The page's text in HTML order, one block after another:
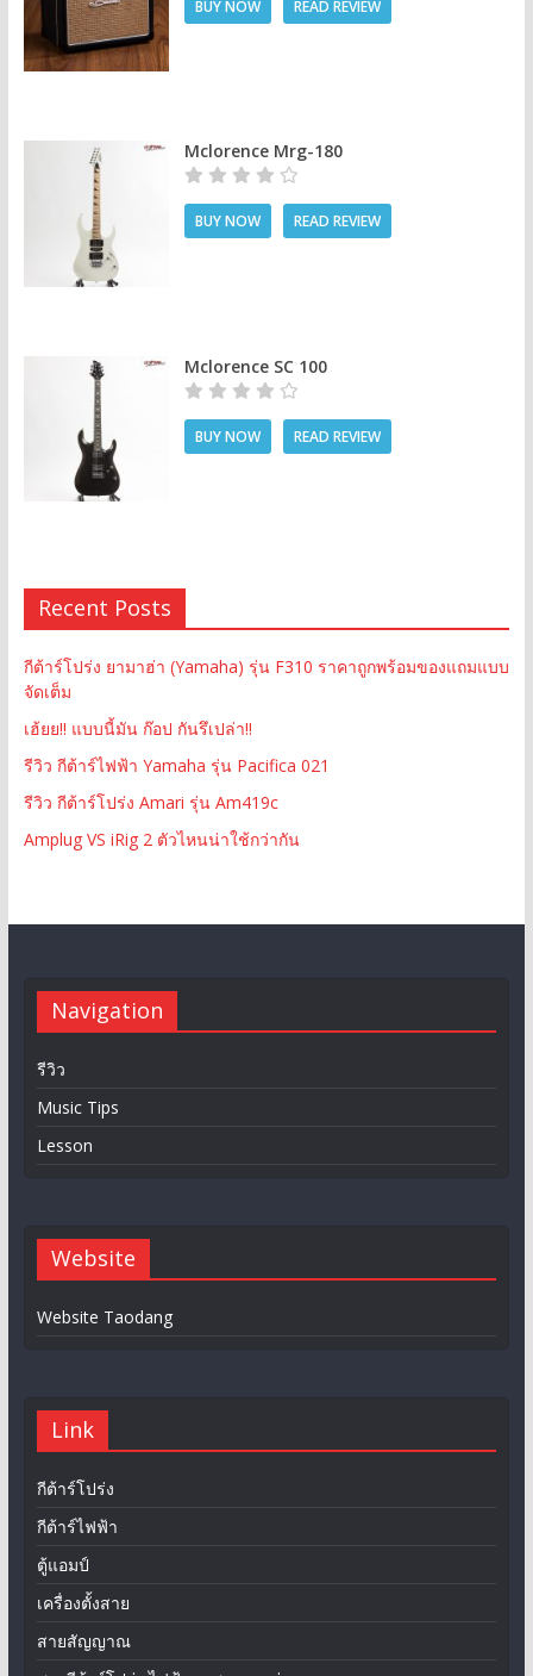
BUY NOW READ REVIEW
Mclorence Mrg-180
BUY NOW READ REVIEW
Mclorence SC 100
BUY NOW READ REVIEW
Recent Posts
กีต้าร์โปร่ง ยามาฮ่า (Yamaha) รุ่น F310 ราคาถูกพร้อมของแถมแบบ
จัดเต็ม
เฮ้ยย!! แบบนี้มัน ก๊อป กันรึเปล่า!!
รีวิว กีต้าร์ไฟฟ้า Yamaha รุ่น Pacifica 021
รีวิว กีต้าร์โปร่ง Amari รุ่น Am419c
Amplug VS iRig 2 ตัวไหนน่าใช้กว่ากัน
Navigation
รีวิว
Music Tips
Lesson
Website
Website Taodang
Link
กีต้าร์โปร่ง
กีต้าร์ไฟฟ้า
ตู้แอมป์
เครื่องตั้งสาย
สายสัญญาณ